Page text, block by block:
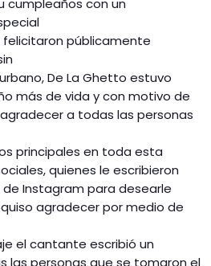
cumpleaños con un
felicitaron públicamente
De La Ghetto estuvo
más de vida y con motivo de
a todas las personas
principales en toda esta
quienes le escribieron
Instagram para desearle
agradecer por medio de
el cantante escribió un
las personas que se tomaron el